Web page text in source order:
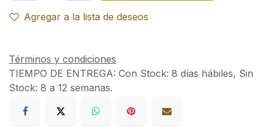
Agregar a la lista de deseos
Términos y condiciones
TIEMPO DE ENTREGA: Con Stock: 8 días hábiles, Sin
Stock: 8 a 12 semanas.